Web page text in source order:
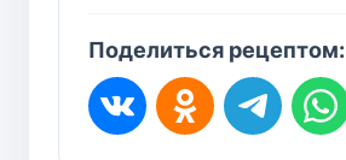
Поделиться рецептом: